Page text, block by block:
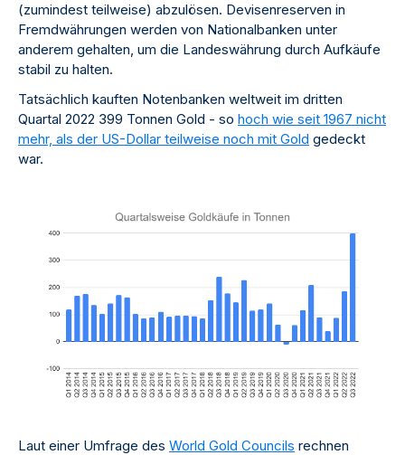
(zumindest teilweise) abzulösen. Devisenreserven in
Fremdwährungen werden von Nationalbanken unter
anderem gehalten, um die Landeswährung durch Aufkäufe
stabil zu halten.
Tatsächlich kauften Notenbanken weltweit im dritten
Quartal 2022 399 Tonnen Gold - so hoch wie seit 1967 nicht
mehr, als der US-Dollar teilweise noch mit Gold gedeckt
war.
Laut einer Umfrage des World Gold Councils rechnen